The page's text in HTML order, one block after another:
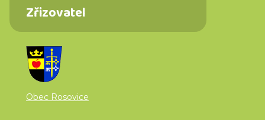
Zřizovatel
Obec Rosovice